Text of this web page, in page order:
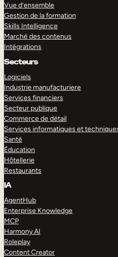
Vue d’ensemble
Gestion de la formation
Skills Intelligence
Marché des contenus
Intégrations
Secteurs
Logiciels
Industrie manufacturiere
Services financiers
Secteur publique
Commerce de détail
Services informatiques et
Santé
Éducation
Hôtellerie
Restaurants
IA
AgentHub
Enterprise Knowledge
MCP
Harmony AI
Roleplay
Content Creator